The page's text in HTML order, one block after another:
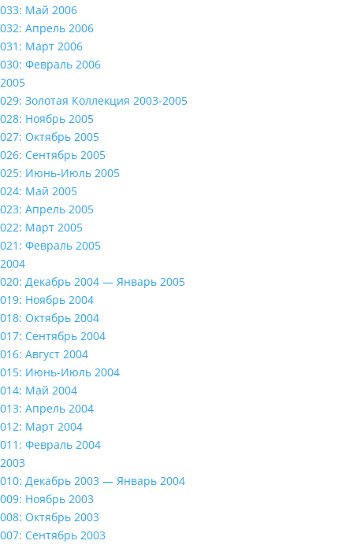
033: Май 2006
032: Апрель 2006
031: Март 2006
030: Февраль 2006
2005
029: Золотая Коллекция 2003-2005
028: Ноябрь 2005
027: Октябрь 2005
026: Сентябрь 2005
025: Июнь-Июль 2005
024: Май 2005
023: Апрель 2005
022: Март 2005
021: Февраль 2005
2004
020: Декабрь 2004 — Январь 2005
019: Ноябрь 2004
018: Октябрь 2004
017: Сентябрь 2004
016: Август 2004
015: Июнь-Июль 2004
014: Май 2004
013: Апрель 2004
012: Март 2004
011: Февраль 2004
2003
010: Декабрь 2003 — Январь 2004
009: Ноябрь 2003
008: Октябрь 2003
007: Сентябрь 2003